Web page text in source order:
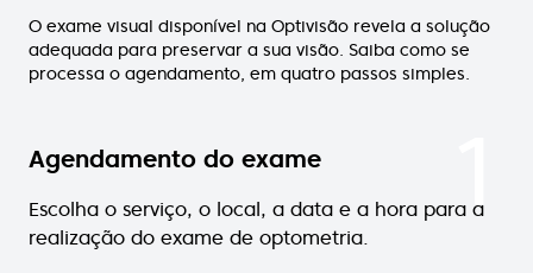
O exame visual disponível na Optivisão revela a solução
adequada para preservar a sua visão. Saiba como se
processa o agendamento, em quatro passos simples.
Agendamento do exame
Escolha o serviço, o local, a data e a hora para a
realização do exame de optometria.
1